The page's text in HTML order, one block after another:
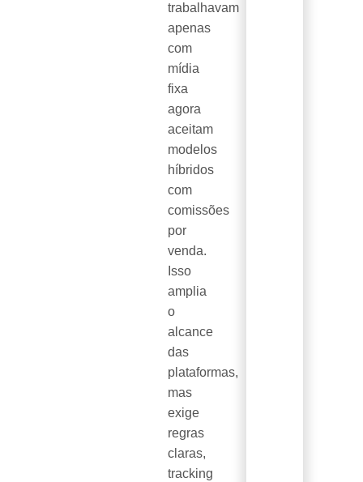
trabalhavam
apenas
com
mídia
fixa
agora
aceitam
modelos
híbridos
com
comissões
por
venda.
Isso
amplia
o
alcance
das
plataformas,
mas
exige
regras
claras,
tracking